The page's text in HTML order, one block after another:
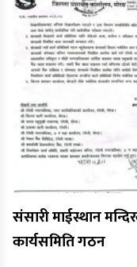
संसारी माईस्थान
कार्यसमिति गठन